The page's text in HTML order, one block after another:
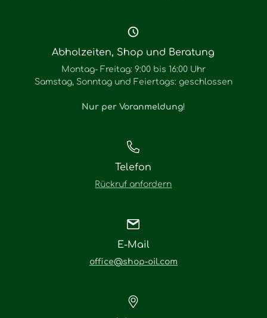
Abholzeiten, Shop und Beratung
Montag- Freitag: 9:00 bis 16:00 Uhr
Samstag, Sonntag und Feiertags: geschlossen
Nur per Voranmeldung!
Telefon
Rückruf anfordern
E-Mail
office@shop-oil.com